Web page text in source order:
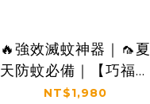
🔥強效滅蚊神器｜🦟夏
天防蚊必備｜【巧福】
吸入式捕蚊器 IPX4防潑
NT$1,980